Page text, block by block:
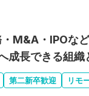
・M&A・IPOな
成長できる組
第二新卒歓迎 リモ